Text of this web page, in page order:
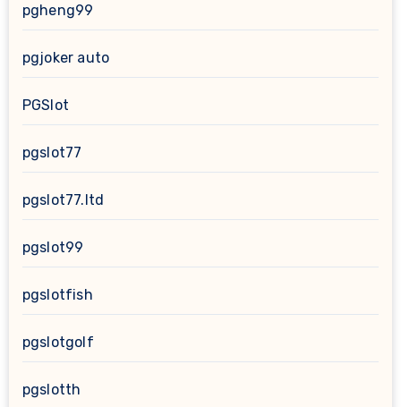
pgheng99
pgjoker auto
PGSlot
pgslot77
pgslot77.ltd
pgslot99
pgslotfish
pgslotgolf
pgslotth